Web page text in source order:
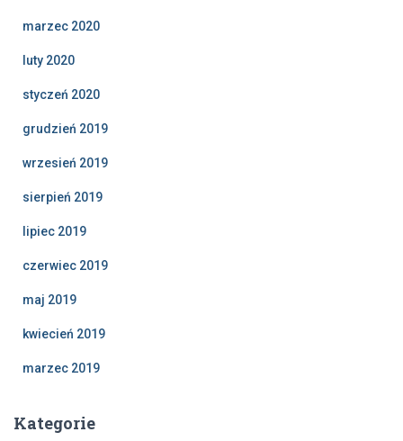
marzec 2020
luty 2020
styczeń 2020
grudzień 2019
wrzesień 2019
sierpień 2019
lipiec 2019
czerwiec 2019
maj 2019
kwiecień 2019
marzec 2019
Kategorie